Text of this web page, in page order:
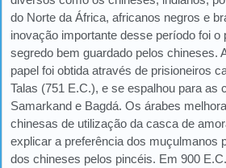
do Norte da África, africanos negros e
inovação importante desse período foi o
segredo bem guardado pelos chineses.
papel foi obtida através de prisioneiros
Talas (751 E.C.), e se espalhou para as
Samarkand e Bagdá. Os árabes
chinesas de utilização da casca de
explicar a preferência dos muçulmanos
dos chineses pelos pincéis. Em 900